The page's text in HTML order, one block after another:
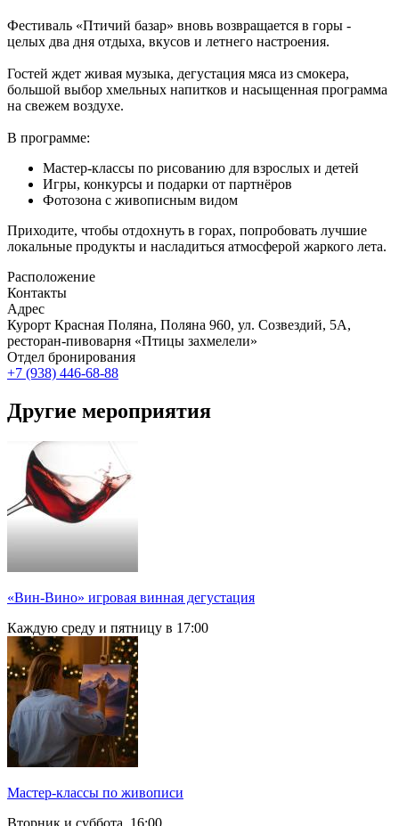
Фестиваль «Птичий базар» вновь возвращается в горы -
целых два дня отдыха, вкусов и летнего настроения.
Гостей ждет живая музыка, дегустация мяса из смокера,
большой выбор хмельных напитков и насыщенная программа
на свежем воздухе.
В программе:
Мастер-классы по рисованию для взрослых и детей
Игры, конкурсы и подарки от партнёров
Фотозона с живописным видом
Приходите, чтобы отдохнуть в горах, попробовать лучшие
локальные продукты и насладиться атмосферой жаркого лета.
Расположение
Контакты
Адрес
Курорт Красная Поляна, Поляна 960, ул. Созвездий, 5А,
ресторан-пивоварня «Птицы захмелели»
Отдел бронирования
+7 (938) 446-68-88
Другие мероприятия
«Вин-Вино» игровая винная дегустация
Каждую среду и пятницу в 17:00
Мастер-классы по живописи
Вторник и суббота, 16:00